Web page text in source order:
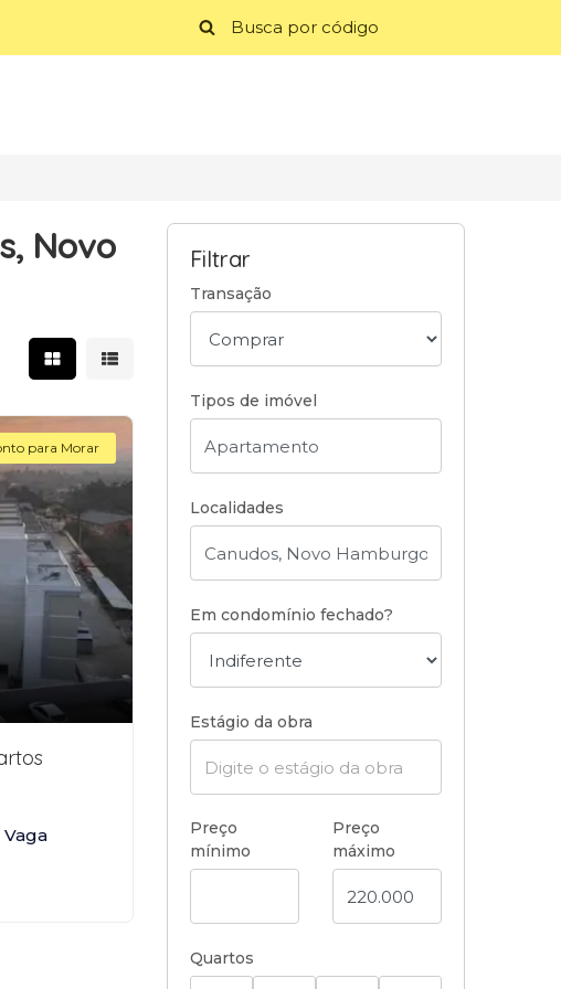
Novo
Mostrar resultados em grade
Mostrar resultados em lista
para Morar
Vaga
Filtrar
Transação
Tipos de imóvel
Localidades
Em condomínio fechado?
Estágio da obra
Preço
mínimo
Preço
máximo
Quartos